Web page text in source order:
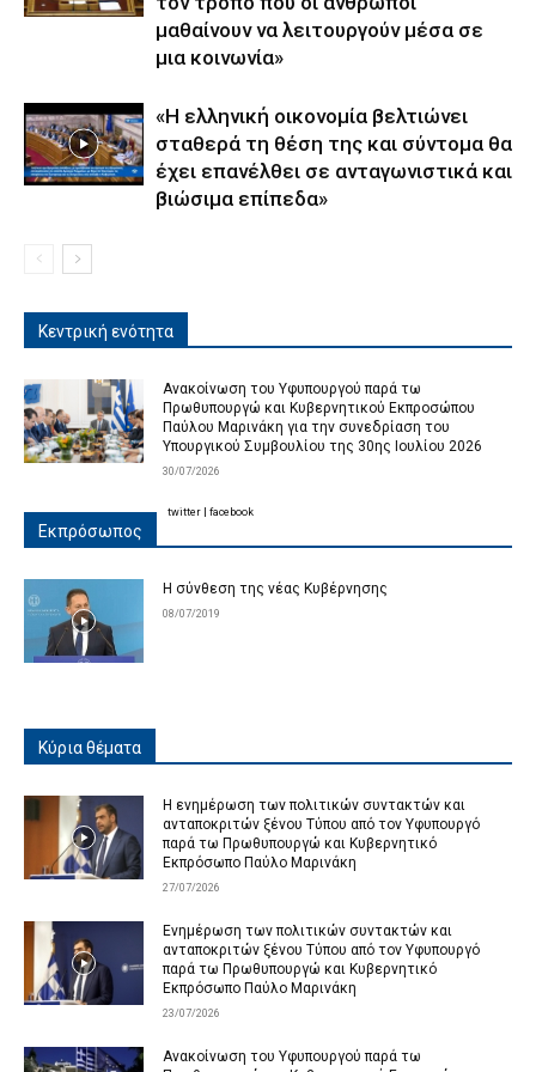
μαθαίνουν να λειτουργούν μέσα σε
μια κοινωνία»
«Η ελληνική οικονομία βελτιώνει
σταθερά τη θέση της και σύντομα θα
έχει επανέλθει σε ανταγωνιστικά και
βιώσιμα επίπεδα»
Κεντρική ενότητα
Ανακοίνωση του Υφυπουργού παρά τω
Πρωθυπουργώ και Κυβερνητικού Εκπροσώπου
Παύλου Μαρινάκη για την συνεδρίαση του
Υπουργικού Συμβουλίου της 30ης Ιουλίου 2026
30/07/2026
Εκπρόσωπος
Η σύνθεση της νέας Κυβέρνησης
08/07/2019
twitter facebook
Κύρια θέματα
Η ενημέρωση των πολιτικών συντακτών και
ανταποκριτών ξένου Τύπου από τον Υφυπουργό
παρά τω Πρωθυπουργώ και Κυβερνητικό
Εκπρόσωπο Παύλο Μαρινάκη
27/07/2026
Ενημέρωση των πολιτικών συντακτών και
ανταποκριτών ξένου Τύπου από τον Υφυπουργό
παρά τω Πρωθυπουργώ και Κυβερνητικό
Εκπρόσωπο Παύλο Μαρινάκη
23/07/2026
Ανακοίνωση του Υφυπουργού παρά τω